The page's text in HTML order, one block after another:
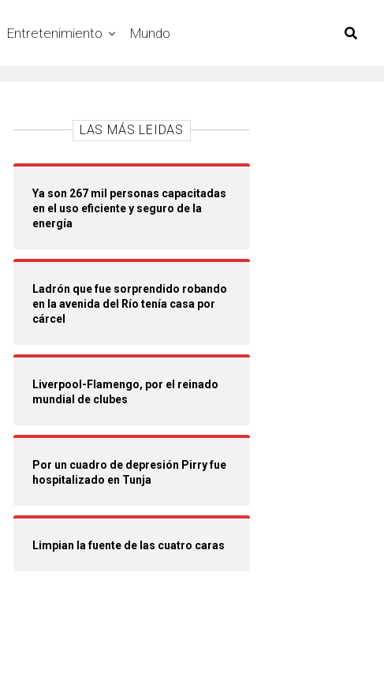
Entretenimiento Mundo
LAS MÁS LEIDAS
Ya son 267 mil personas capacitadas
en el uso eficiente y seguro de la
energía
Ladrón que fue sorprendido robando
en la avenida del Río tenía casa por
cárcel
Liverpool-Flamengo, por el reinado
mundial de clubes
Por un cuadro de depresión Pirry fue
hospitalizado en Tunja
Limpian la fuente de las cuatro caras